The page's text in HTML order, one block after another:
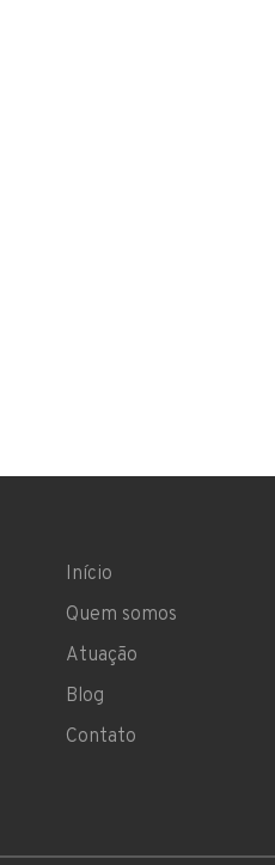
Início
Quem somos
Atuação
Blog
Contato